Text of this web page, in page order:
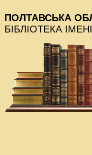
ПОЛТАВСЬКА
БІБЛІОТЕКА